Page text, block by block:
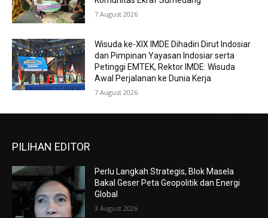
7 August 2026
Wisuda ke-XIX IMDE Dihadiri Dirut Indosiar
dan Pimpinan Yayasan Indosiar serta
Petinggi EMTEK, Rektor IMDE: Wisuda
Awal Perjalanan ke Dunia Kerja
7 August 2026
PILIHAN EDITOR
Perlu Langkah Strategis, ​Blok Masela
Bakal Geser Peta Geopolitik dan Energi
Global
3 August 2026